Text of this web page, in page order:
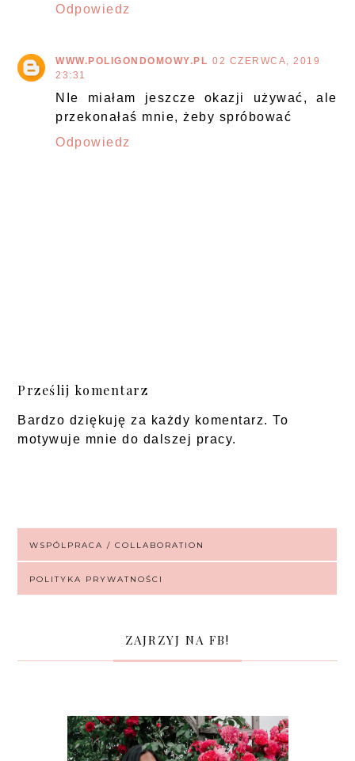
Odpowiedz
WWW.POLIGONDOMOWY.PL 02 CZERWCA, 2019
23:31
NIe miałam jeszcze okazji używać, ale
przekonałaś mnie, żeby spróbować
Odpowiedz
Prześlij komentarz
Bardzo dziękuję za każdy komentarz. To
motywuje mnie do dalszej pracy.
WSPÓLPRACA / COLLABORATION
POLITYKA PRYWATNOŚCI
ZAJRZYJ NA FB!